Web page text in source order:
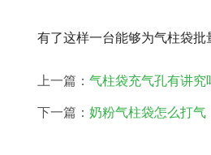
有了这样一台能够为气柱袋批
上一篇： 气柱袋充气孔有讲究
下一篇： 奶粉气柱袋怎么打气